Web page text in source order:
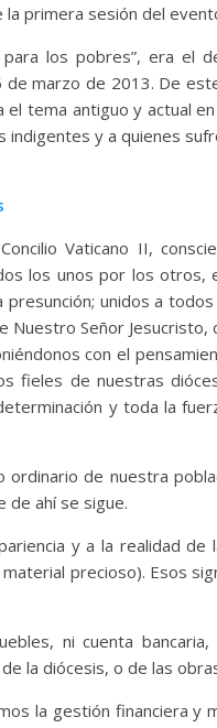
primera sesión del
los pobres”, era el
de marzo de 2013. De
tema antiguo y actual
y a quienes
Vaticano II,
los unos por los otros,
unidos a
Nuestro Señor
con el
fieles de nuestras
y toda la
de nuestra
de ahí se sigue.
y a la realidad
precioso). Esos
ni cuenta
la diócesis, o de las
la gestión financiera y